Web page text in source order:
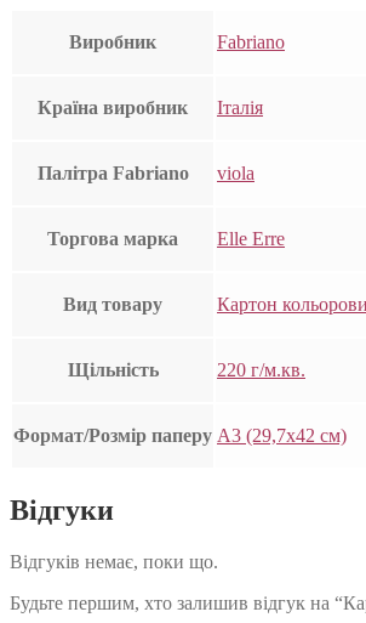
Виробник Fabriano
Країна виробник Італія
Палітра Fabriano viola
Торгова марка Elle Erre
Вид товару Картон
Щільність 220 г/м.кв.
Формат/Розмір паперу А3 (29,7х42 см)
Відгуки
Відгуків немає, поки що.
Будьте першим, хто залишив відгук на